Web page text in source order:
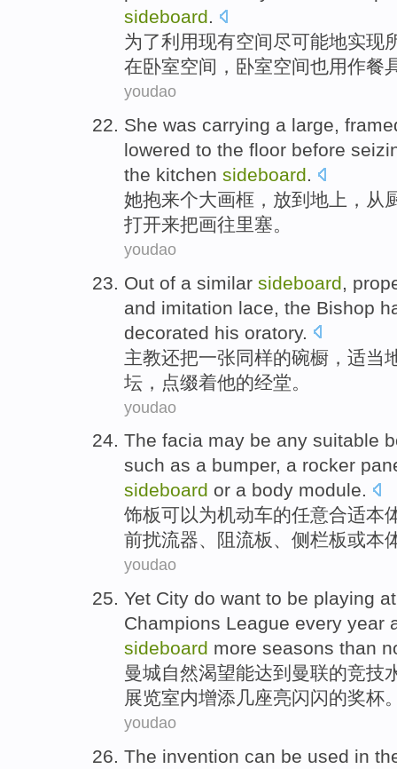
sideboard.
为了利用现有空间尽可能地实现
在卧室空间，卧室空间也用作餐
youdao
She was carrying a large,
lowered to the floor before
the kitchen sideboard.
她抱来个大画框 ，放到 地上 ， 从
打开来把画往里塞。
youdao
Out of a similar sideboard
and imitation lace , the Bishop
decorated his oratory.
主教还把一张同样的碗橱 ， 适当
坛 ， 点缀着他的经堂。
youdao
The facia may be any suitable
such as a bumper, a rocker
sideboard or a body module.
饰板可以为机动车的任意合适本
前扰流器、阻流板、侧栏板或本
youdao
Yet City do want to be playing at
Champions League every year
sideboard more seasons than
曼城自然渴望能达到 曼联的竞技
展览室内增添 几座亮闪闪的奖杯
youdao
The invention can be used in